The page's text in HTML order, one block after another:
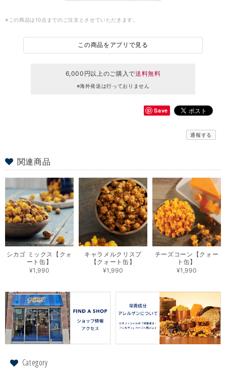
※この商品は10点までのご注文とさせていただきます。
この商品をアプリで見る
6,000円以上のご購入で送料無料
※海外発送は行っておりません
Save
通報する
関連商品
シカゴ ミックス【クォ
ート缶】
¥1,990
キャラメルクリスプ
【クォート缶】
¥1,990
チーズコーン【クォー
ト缶】
¥1,990
Category